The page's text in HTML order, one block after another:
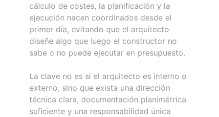
cálculo de costes, la planificación y la
ejecución nacen coordinados desde el
primer día, evitando que el arquitecto
diseñe algo que luego el constructor no
sabe o no puede ejecutar en presupuesto.
La clave no es si el arquitecto es interno o
externo, sino que exista una dirección
técnica clara, documentación planimétrica
suficiente y una responsabilidad única